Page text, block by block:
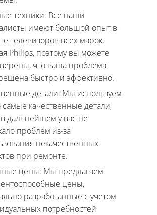
техники: Все наши
имеют большой опыт в
телевизоров всех марок,
Philips, поэтому вы можете
что ваша проблема
быстро и эффективно.
детали: Мы используем
самые качественные детали,
дальнейшем у вас не
проблем из-за
некачественных
при ремонте.
цены: Мы предлагаем
цены,
разработанные с учетом
потребностей